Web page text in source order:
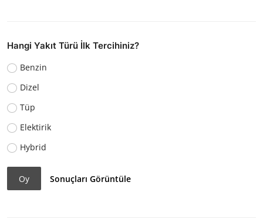
Hangi Yakıt Türü İlk Tercihiniz?
Benzin
Dizel
Tüp
Elektirik
Hybrid
Oy Sonuçları Görüntüle